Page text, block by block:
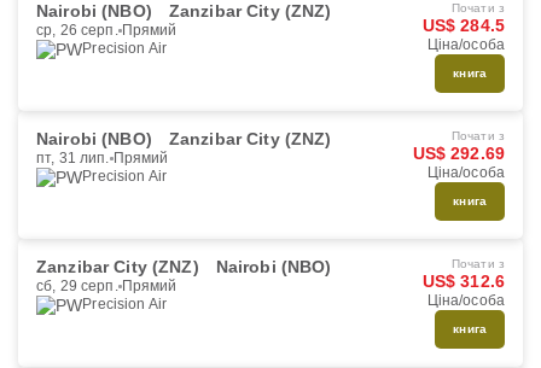
Nairobi (NBO) Zanzibar City (ZNZ)
ср, 26 серп. Прямий
Precision Air
Почати з
US$ 284.5
Ціна/особа
книга
Nairobi (NBO) Zanzibar City (ZNZ)
пт, 31 лип. Прямий
Precision Air
Почати з
US$ 292.69
Ціна/особа
книга
Zanzibar City (ZNZ) Nairobi (NBO)
сб, 29 серп. Прямий
Precision Air
Почати з
US$ 312.6
Ціна/особа
книга